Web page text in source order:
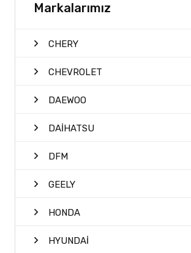
Markalarımız
CHERY
CHEVROLET
DAEWOO
DAİHATSU
DFM
GEELY
HONDA
HYUNDAİ